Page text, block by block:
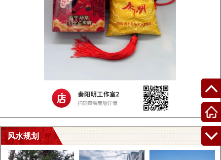
哪位高人为女儿看下八字喜用神 谢谢急用起名
辛日生于子月，日元失令无气，为身弱之食神格。
年上虽有印星生扶，逢寒冬之至，需火解冻暖身。用神午火虽见时
柱，但不足。故此八字五行虽不缺，但仍须取火为用神。
起名者需以带火字字型为佳。切记要避开带水型之字。
风水规划